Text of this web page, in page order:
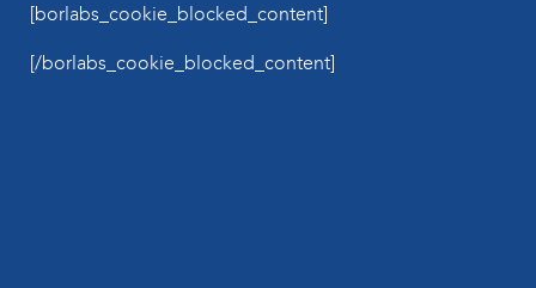
[borlabs_cookie_blocked_content]
[/borlabs_cookie_blocked_content]